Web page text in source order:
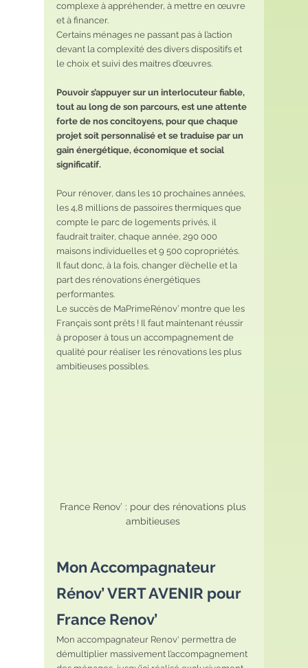
complexe à appréhender, à mettre en œuvre
et à financer.
Certains ménages ne passant pas à l’action
devant la complexité des divers dispositifs et
le choix et suivi des maitres d’œuvres.
Pouvoir s’appuyer sur un interlocuteur fiable,
tout au long de son parcours, est une attente
forte de nos concitoyens, pour que chaque
projet soit personnalisé et se traduise par un
gain énergétique, économique et social
significatif.
Pour rénover, dans les 10 prochaines années,
les 4,8 millions de passoires thermiques que
compte le parc de logements privés, il
faudrait traiter, chaque année, 290 000
maisons individuelles et 9 500 copropriétés.
Il faut donc, à la fois, changer d’échelle et la
part des rénovations énergétiques
performantes.
Le succès de MaPrimeRénov’ montre que les
Français sont prêts ! Il faut maintenant réussir
à proposer à tous un accompagnement de
qualité pour réaliser les rénovations les plus
ambitieuses possibles.
France Renov’ : pour des rénovations plus
ambitieuses
Mon Accompagnateur
Rénov’ VERT AVENIR pour
France Renov’
Mon accompagnateur Renov‘ permettra de
démultiplier massivement l’accompagnement